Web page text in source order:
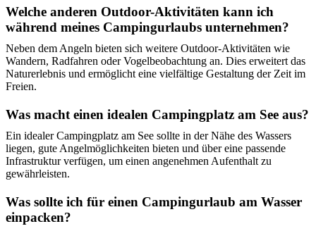
Welche anderen Outdoor-Aktivitäten kann ich
während meines Campingurlaubs unternehmen?
Neben dem Angeln bieten sich weitere Outdoor-Aktivitäten wie
Wandern, Radfahren oder Vogelbeobachtung an. Dies erweitert das
Naturerlebnis und ermöglicht eine vielfältige Gestaltung der Zeit im
Freien.
Was macht einen idealen Campingplatz am See aus?
Ein idealer Campingplatz am See sollte in der Nähe des Wassers
liegen, gute Angelmöglichkeiten bieten und über eine passende
Infrastruktur verfügen, um einen angenehmen Aufenthalt zu
gewährleisten.
Was sollte ich für einen Campingurlaub am Wasser
einpacken?